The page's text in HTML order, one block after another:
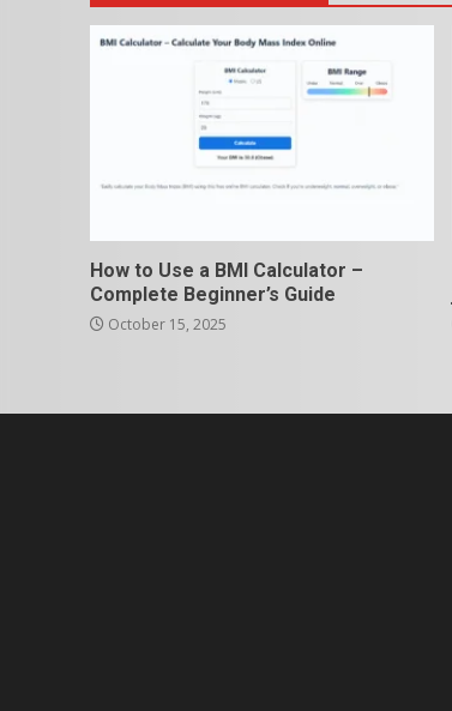
How to Use a BMI Calculator –
Complete Beginner’s Guide
October 15, 2025